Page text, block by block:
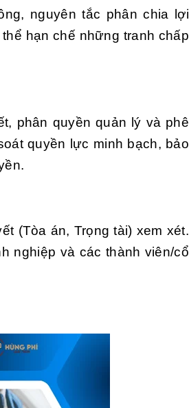
nguyên tắc phân chia lợi
hạn chế những tranh chấp
phân quyền quản lý và phê
quyền lực minh bạch, bảo
(Tòa án, Trọng tài) xem xét.
nghiệp và các thành viên/cổ